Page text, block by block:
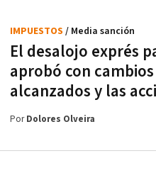
El desalojo exprés
aprobó con
alcanzados y las
IMPUESTOS / Media sanción
PorDolores Olveira